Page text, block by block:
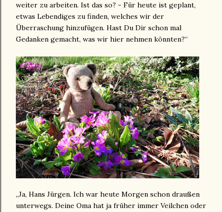
weiter zu arbeiten. Ist das so? - Für heute ist geplant,
etwas Lebendiges zu finden, welches wir der
Überraschung hinzufügen. Hast Du Dir schon mal
Gedanken gemacht, was wir hier nehmen könnten?“
„Ja, Hans Jürgen. Ich war heute Morgen schon draußen
unterwegs. Deine Oma hat ja früher immer Veilchen oder